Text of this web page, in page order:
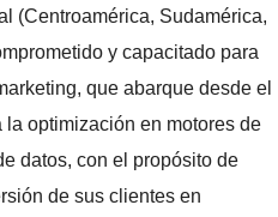
(Centroamérica, Sudamérica,
y capacitado para
que abarque desde el
optimización en motores de
datos, con el propósito de
de sus clientes en